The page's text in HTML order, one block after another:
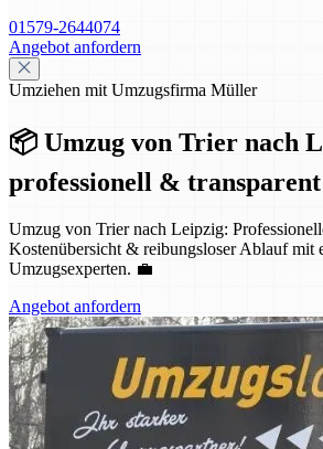
01579-2644074
Angebot anfordern
Umziehen mit Umzugsfirma Müller
📦 Umzug von Trier nach
professionell & transparent
Umzug von Trier nach Leipzig:
Kostenübersicht & reibungsloser Ablauf mit
Umzugsexperten. 💼
Angebot anfordern